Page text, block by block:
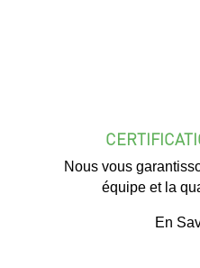
Nous vous
équipe et la
En